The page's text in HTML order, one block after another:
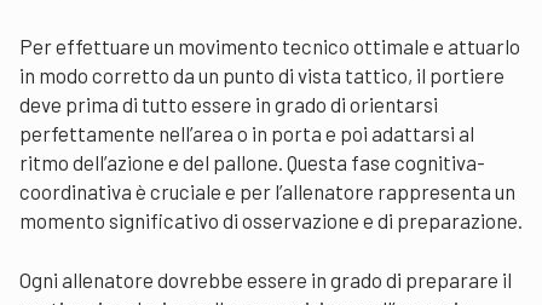
Per effettuare un movimento tecnico ottimale e attuarlo
in modo corretto da un punto di vista tattico, il portiere
deve prima di tutto essere in grado di orientarsi
perfettamente nell’area o in porta e poi adattarsi al
ritmo dell’azione e del pallone. Questa fase cognitiva-
coordinativa è cruciale e per l’allenatore rappresenta un
momento significativo di osservazione e di preparazione.
Ogni allenatore dovrebbe essere in grado di preparare il